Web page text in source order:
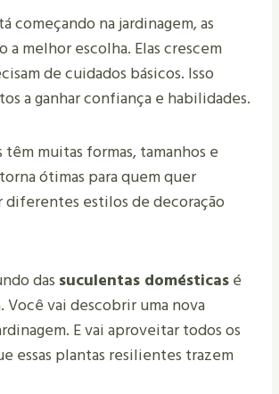
começando na jardinagem, as
a melhor escolha. Elas crescem
de cuidados básicos. Isso
a ganhar confiança e habilidades.
muitas formas, tamanhos e
ótimas para quem quer
estilos de decoração
das suculentas domésticasé
Você vai descobrir uma nova
E vai aproveitar todos os
essas plantas resilientes trazem